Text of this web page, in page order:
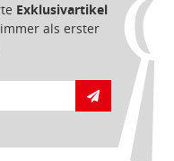
Exklusivartikel
als erster